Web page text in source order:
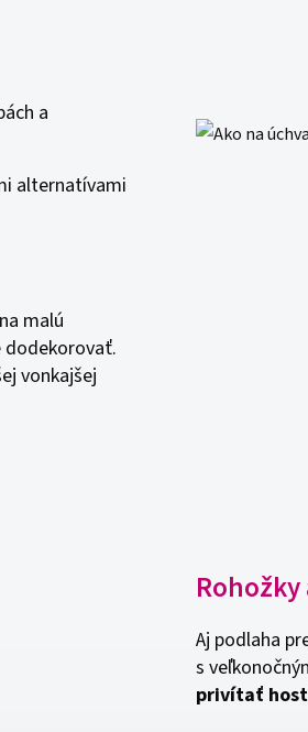
a
alternatívami
malú
vonkajšej
Aj podlaha
s
privítať